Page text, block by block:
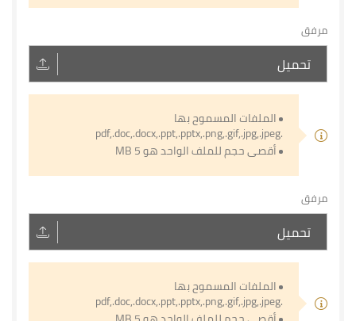
مرفق
تحميل
الملفات المسموح بها
.pdf,.doc,.docx,.ppt,.pptx,.png,.gif,.jpg,.jpeg
أقصى حجم للملف الواحد هو 5 MB
مرفق
تحميل
الملفات المسموح بها
.pdf,.doc,.docx,.ppt,.pptx,.png,.gif,.jpg,.jpeg